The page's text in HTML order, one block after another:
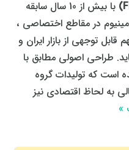
)
با بیش از 10 سال سابقه
در مقاطع اختصاصی ،
توجهی از بازار ایران و
طراحی اصولی مطابق با
است که تولیدات گروه
به لحاظ اقتصادی نیز
»